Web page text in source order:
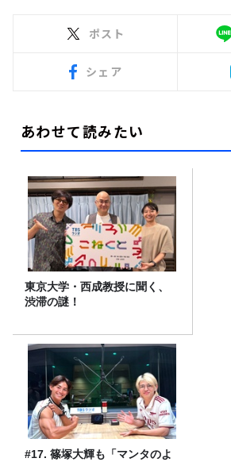
ポスト
シェア
あわせて読みたい
東京大学・西成教授に聞く、
渋滞の謎！
#17. 篠塚大輝も「マンタのよ